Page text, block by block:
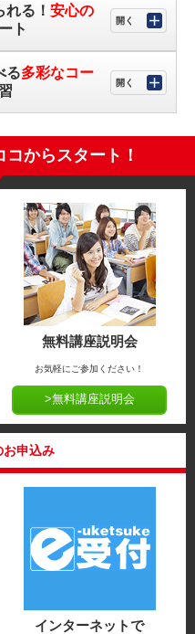
れる！ 安心の
ト
る多彩なコー
からスタート！
無料講座説明会
お気軽にご参加ください！
>無料講座説明会
お申込み
インターネットで